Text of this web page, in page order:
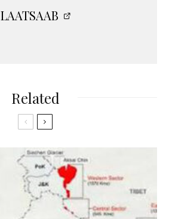
LAATSAAB
Related